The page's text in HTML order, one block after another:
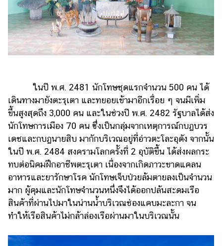
ในปี พ.ศ. 2481 นักโทษชุดแรกจำนวน 500 คน ได้
เดินทางมายังตะรุเตา และทยอยเข้ามาอีกเรื่อย ๆ จนมีเพิ่ม
ขึ้นสูงสุดถึง 3,000 คน และในช่วงปี พ.ศ. 2482 รัฐบาลได้ส่ง
นักโทษการเมือง 70 คน ซึ่งเป็นกลุ่มจากเหตุการณ์กบฏบวร
เดชและกบฏนายสิบ มากักบริเวณอยู่ที่อ่าวตะโละอุดัง จากนั้น
ในปี พ.ศ. 2484 สงครามโลกครั้งที่ 2 อุบัติขึ้น ได้ส่งผลกระ
ทบต่อนิคมฝึกอาชีพตะรุเตา เนื่องจากเกิดภาวะขาดแคลน
อาหารและยารักษาโรค นักโทษเจ็บป่วยล้มตายลงเป็นจำนวน
มาก ผู้คุมและนักโทษจำนวนหนึ่งจึงได้ออกปล้นสะดมเรือ
สินค้าที่ผ่านไปมาในน่านน้ำบริเวณช่องแคบมะละกา จน
ทำให้เรือสินค้าไม่กล้าล่องเรือผ่านมาในบริเวณนั้น